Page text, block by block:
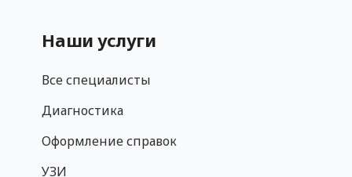
Наши услуги
Все специалисты
Диагностика
Оформление справок
УЗИ